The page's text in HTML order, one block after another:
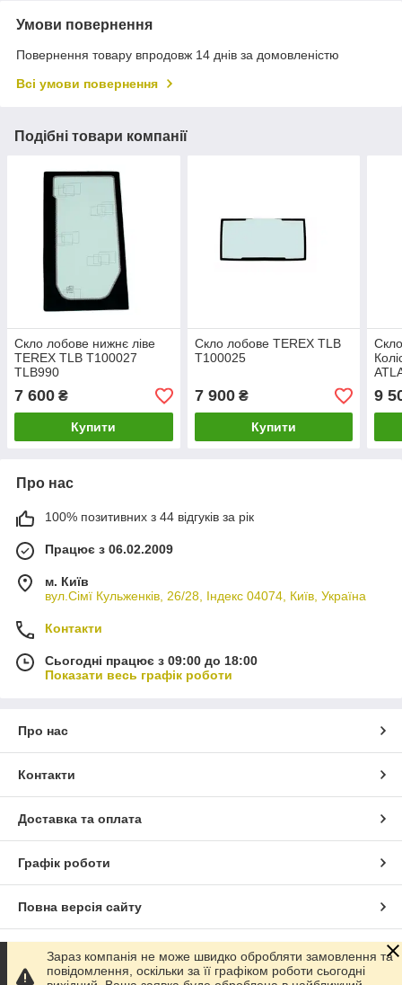
Умови повернення
Повернення товару впродовж 14 днів за домовленістю
Всі умови повернення
Подібні товари компанії
Скло лобове нижнє ліве
TEREX TLB T100027
TLB990
7 600 ₴
Купити
Скло лобове TEREX TLB
T100025
7 900₴
Купити
9
Про нас
100% позитивних з 44 відгуків за рік
Працює з 06.02.2009
м. Київ
вул.Сімї Кульженків, 26/28, Індекс 04074, Київ, Україна
Контакти
Сьогодні працює з 09:00 до 18:00
Показати весь графік роботи
Про нас
Контакти
Доставка та оплата
Графік роботи
Повна версія сайту
Сайт створено на маркетплейсіProm.ua
Зараз компанія не може швидко обробляти замовлення та
повідомлення, оскільки за її графіком роботи сьогодні